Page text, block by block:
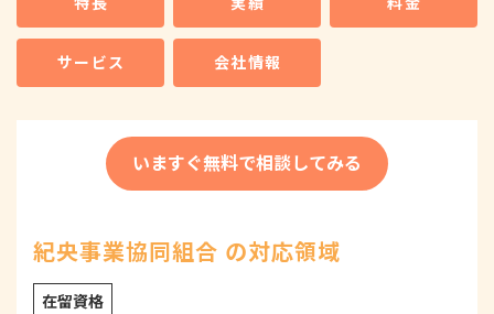
サービス 会社情報
いますぐ無料で相談してみる
紀央事業協同組合 の対応領域
在留資格